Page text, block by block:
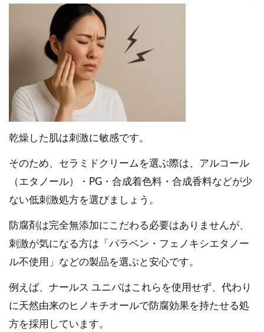
乾燥した肌は刺激に敏感です。
そのため、セラミドクリームを選ぶ際は、アルコール
（エタノール）・PG・合成着色料・合成香料などが少
ない低刺激処方を選びましょう。
防腐剤は完全無添加にこだわる必要はありませんが、
刺激が気になる方は「パラベン・フェノキシエタノー
ル不使用」などの製品を選ぶと安心です。
例えば、ナールス ユニバはこれらを使用せず、代わり
に天然由来のヒノキチオールで防腐効果を持たせる処
方を採用しています。